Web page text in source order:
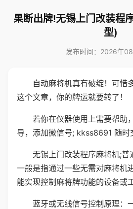
果断出牌!无锡上门改装程
型)
发布时间：2026年
自动麻将机真有破绽！可惜
这个文章，你的牌运就要转了！
若你在仪器使用上需要帮助
导，添加微信号; kkss8691 随时
无锡上门改装程序麻将机;普
一般是指通过一些无需对麻将机
能实现控制麻将牌功能的设备或
蓝牙或无线信号控制原理：